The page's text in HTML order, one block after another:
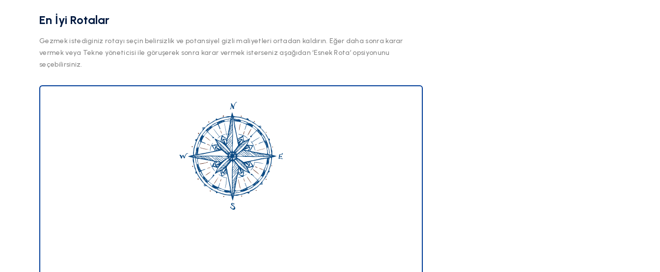
En İyi Rotalar
Gezmek istediginiz rotayı seçin belirsizlik ve potansiyel gizli maliyetleri ortadan kaldırın. Eğer daha sonra karar
vermek veya Tekne yöneticisi ile göruşerek sonra karar vermek isterseniz aşağıdan ‘Esnek Rota’ opsiyonunu
seçebilirsiniz.